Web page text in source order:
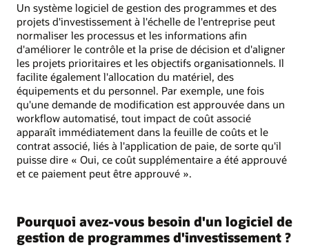
Un système logiciel de gestion des programmes et des
projets d'investissement à l'échelle de l'entreprise peut
normaliser les processus et les informations afin
d'améliorer le contrôle et la prise de décision et d'aligner
les projets prioritaires et les objectifs organisationnels. Il
facilite également l'allocation du matériel, des
équipements et du personnel. Par exemple, une fois
qu'une demande de modification est approuvée dans un
workflow automatisé, tout impact de coût associé
apparaît immédiatement dans la feuille de coûts et le
contrat associé, liés à l'application de paie, de sorte qu'il
puisse dire « Oui, ce coût supplémentaire a été approuvé
et ce paiement peut être approuvé ».
Pourquoi avez-vous besoin d'un logiciel de
gestion de programmes d'investissement ?